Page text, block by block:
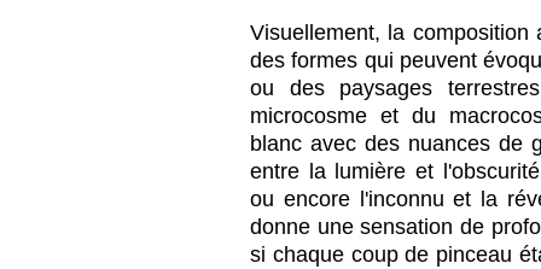
Visuellement, la composition
des formes qui peuvent
ou des paysages
microcosme et du
blanc avec des nuances de
entre la lumière et
ou encore l'inconnu et la
donne une sensation de
si chaque coup de pinceau